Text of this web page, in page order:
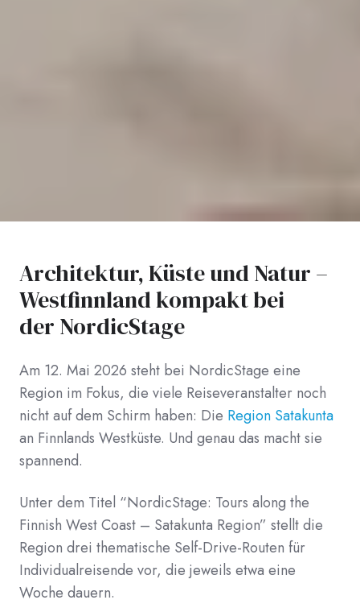
Architektur, Küste und Natur –
Westfinnland kompakt bei
der NordicStage
Am 12. Mai 2026 steht bei NordicStage eine
Region im Fokus, die viele Reiseveranstalter noch
nicht auf dem Schirm haben: Die Region Satakunta
an Finnlands Westküste. Und genau das macht sie
spannend.
Unter dem Titel “NordicStage: Tours along the
Finnish West Coast – Satakunta Region” stellt die
Region drei thematische Self-Drive-Routen für
Individualreisende vor, die jeweils etwa eine
Woche dauern.